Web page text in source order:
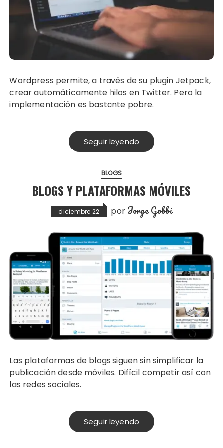
Wordpress permite, a través de su plugin Jetpack,
crear automáticamente hilos en Twitter. Pero la
implementación es bastante pobre.
Seguir leyendo
BLOGS
BLOGS Y PLATAFORMAS MÓVILES
diciembre 22 por Jorge Gobbi
Las plataformas de blogs siguen sin simplificar la
publicación desde móviles. Difícil competir así con
las redes sociales.
Seguir leyendo